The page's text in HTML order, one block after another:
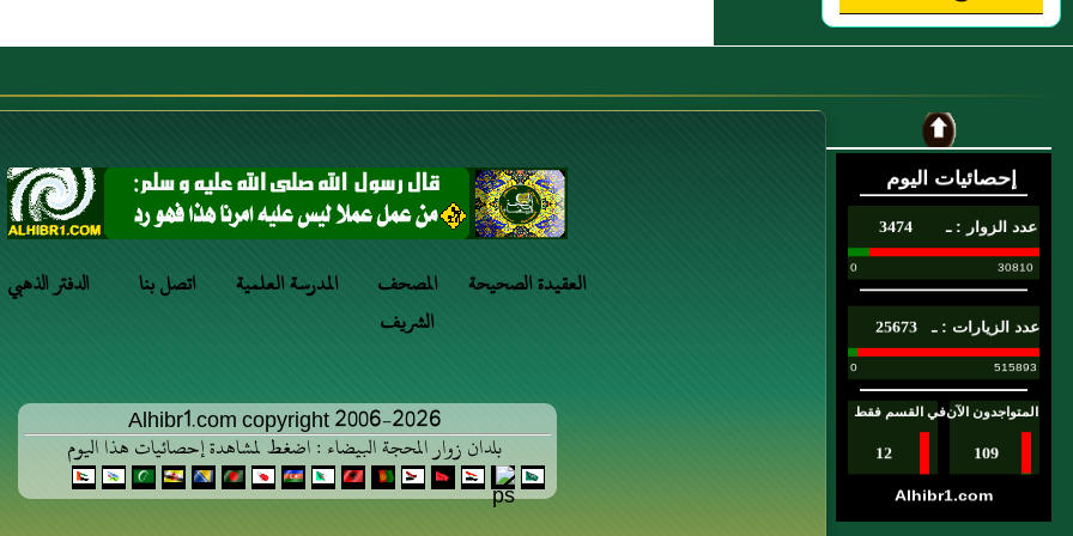
الدفتر الذهبي اتصل بنا المدرسة العلمية
المصحف
الشريف
العقيدة الصحيحة
Alhibr1.com copyright 2006-2026
بلدان زوار المحجة البيضاء : اضغط لمشاهدة إحصائيات هذا اليوم